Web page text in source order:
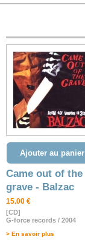
Ajouter au panier
Came out of the
grave - Balzac
15.00 €
[CD]
G-force records / 2004
> En savoir plus